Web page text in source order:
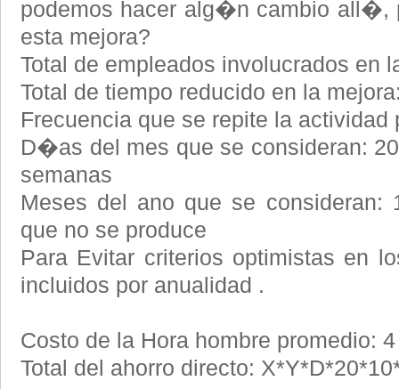
podemos hacer alg�n cambio all�,
esta mejora?
Total de empleados involucrados en
Total de tiempo reducido en la
Frecuencia que se repite la
D�as del mes que se consideran:
semanas
Meses del ano que se consideran:
que no se produce
Para Evitar criterios optimistas en
incluidos por anualidad .
Costo de la Hora hombre promedio:
Total del ahorro directo: